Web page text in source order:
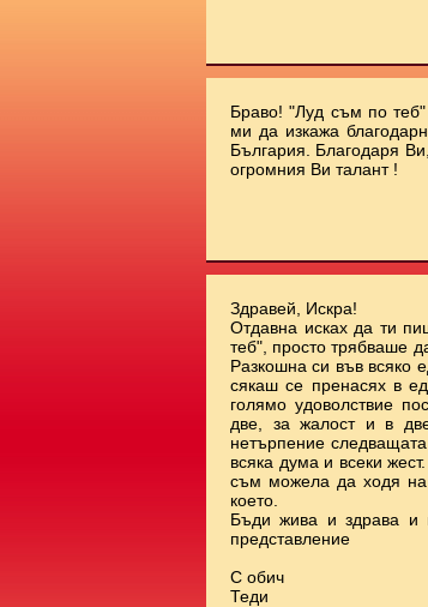
Браво! "Луд съм по
ми да изкажа
България. Благодаря
огромния Ви талант !
Здравей, Искра!
Отдавна исках да ти
теб", просто трябваше
Разкошна си във всяко
сякаш се пренасях в
голямо удоволствие
две, за жалост и в
нетърпение
всяка дума и всеки
съм можела да ходя
което.
Бъди жива и здрава и
представление
С обич
Теди